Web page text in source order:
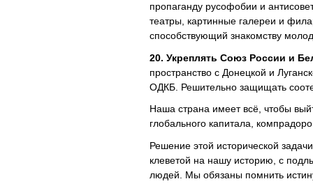
пропаганду русофобии и
театры, картинные галереи и
способствующий знакомству
20. Укреплять Союз России и
пространство с Донецкой и
ОДКБ. Решительно защищать
Наша страна имеет всё, чтобы
глобального капитала,
Решение этой исторической
клеветой на нашу историю, с
людей. Мы обязаны помнить